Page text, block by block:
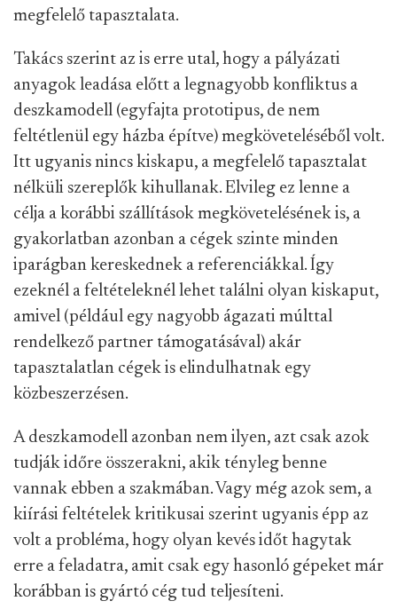
megfelelő tapasztalata.
Takács szerint az is erre utal, hogy a pályázati
anyagok leadása előtt a legnagyobb konfliktus a
deszkamodell (egyfajta prototipus, de nem
feltétlenül egy házba építve) megköveteléséből volt.
Itt ugyanis nincs kiskapu, a megfelelő tapasztalat
nélküli szereplők kihullanak. Elvileg ez lenne a
célja a korábbi szállítások megkövetelésének is, a
gyakorlatban azonban a cégek szinte minden
iparágban kereskednek a referenciákkal. Így
ezeknél a feltételeknél lehet találni olyan kiskaput,
amivel (például egy nagyobb ágazati múlttal
rendelkező partner támogatásával) akár
tapasztalatlan cégek is elindulhatnak egy
közbeszerzésen.
A deszkamodell azonban nem ilyen, azt csak azok
tudják időre összerakni, akik tényleg benne
vannak ebben a szakmában. Vagy még azok sem, a
kiírási feltételek kritikusai szerint ugyanis épp az
volt a probléma, hogy olyan kevés időt hagytak
erre a feladatra, amit csak egy hasonló gépeket már
korábban is gyártó cég tud teljesíteni.